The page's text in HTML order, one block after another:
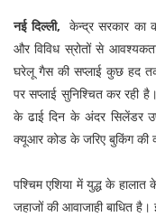
नई दिल्ली, केन्द्र सरकार का
और विविध स्रोतों से
घरेलू गैस की सप्लाई कुछ हद
पर सप्लाई सुनिश्चित कर रही
के ढाई दिन के अंदर सिलेंडर
क्यूआर कोड के जरिए बुकिंग की
पश्चिम एशिया में युद्ध के
जहाजों की आवाजाही बाधित है।